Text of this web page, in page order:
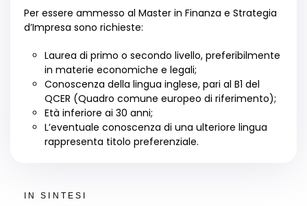
Per essere ammesso al Master in Finanza e Strategia
d’Impresa sono richieste:
Laurea di primo o secondo livello, preferibilmente
in materie economiche e legali;
Conoscenza della lingua inglese, pari al B1 del
QCER (Quadro comune europeo di riferimento);
Età inferiore ai 30 anni;
L’eventuale conoscenza di una ulteriore lingua
rappresenta titolo preferenziale.
IN SINTESI